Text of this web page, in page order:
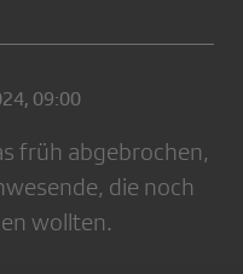
09:00
früh abgebrochen,
die noch
wollten.